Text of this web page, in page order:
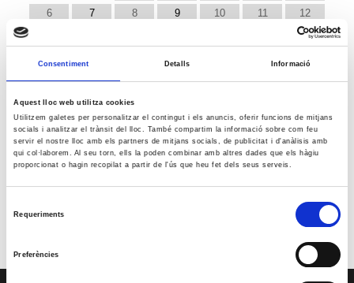
Consentiment Detalls Informació
Aquest lloc web utilitza cookies
Utilitzem galetes per personalitzar el contingut i els anuncis, oferir funcions de mitjans
socials i analitzar el trànsit del lloc. També compartim la informació sobre com feu
servir el nostre lloc amb els partners de mitjans socials, de publicitat i d'anàlisis amb
qui col·laborem. Al seu torn, ells la poden combinar amb altres dades que els hàgiu
proporcionat o hagin recopilat a partir de l'ús que heu fet dels seus serveis.
Requeriments
Preferències
6
7 8 9 10 11
12
19
Reunió amb Núria Gil Sisó, delegada del Govern a Lleida
17 setembre @10:00- 11:00
Premis PIMEC 2026